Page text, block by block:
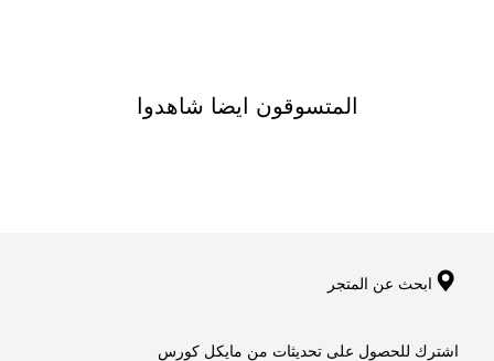
المتسوقون ايضا شاهدوا
ابحث عن المتجر
اشترك للحصول على تحديثات من مايكل كورس